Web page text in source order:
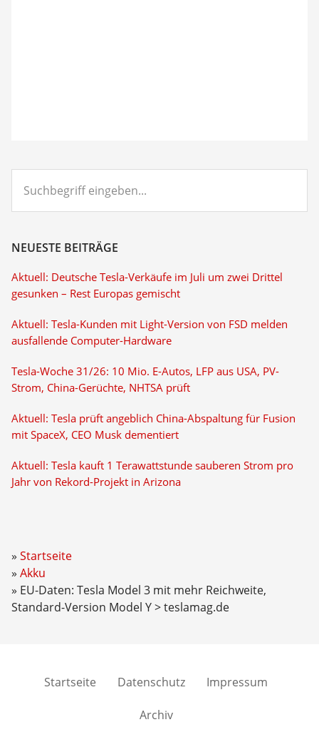
eingeben...
NEUESTE BEITRÄGE
Aktuell: Deutsche Tesla-Verkäufe im Juli um zwei Drittel
gesunken – Rest Europas gemischt
Aktuell: Tesla-Kunden mit Light-Version von FSD melden
ausfallende Computer-Hardware
Tesla-Woche 31/26: 10 Mio. E-Autos, LFP aus USA, PV-
Strom, China-Gerüchte, NHTSA prüft
Aktuell: Tesla prüft angeblich China-Abspaltung für Fusion
mit SpaceX, CEO Musk dementiert
Aktuell: Tesla kauft 1 Terawattstunde sauberen Strom pro
Jahr von Rekord-Projekt in Arizona
Startseite
Akku
EU-Daten: Tesla Model 3 mit mehr Reichweite,
Standard-Version Model Y > teslamag.de
Startseite Datenschutz Impressum
Archiv